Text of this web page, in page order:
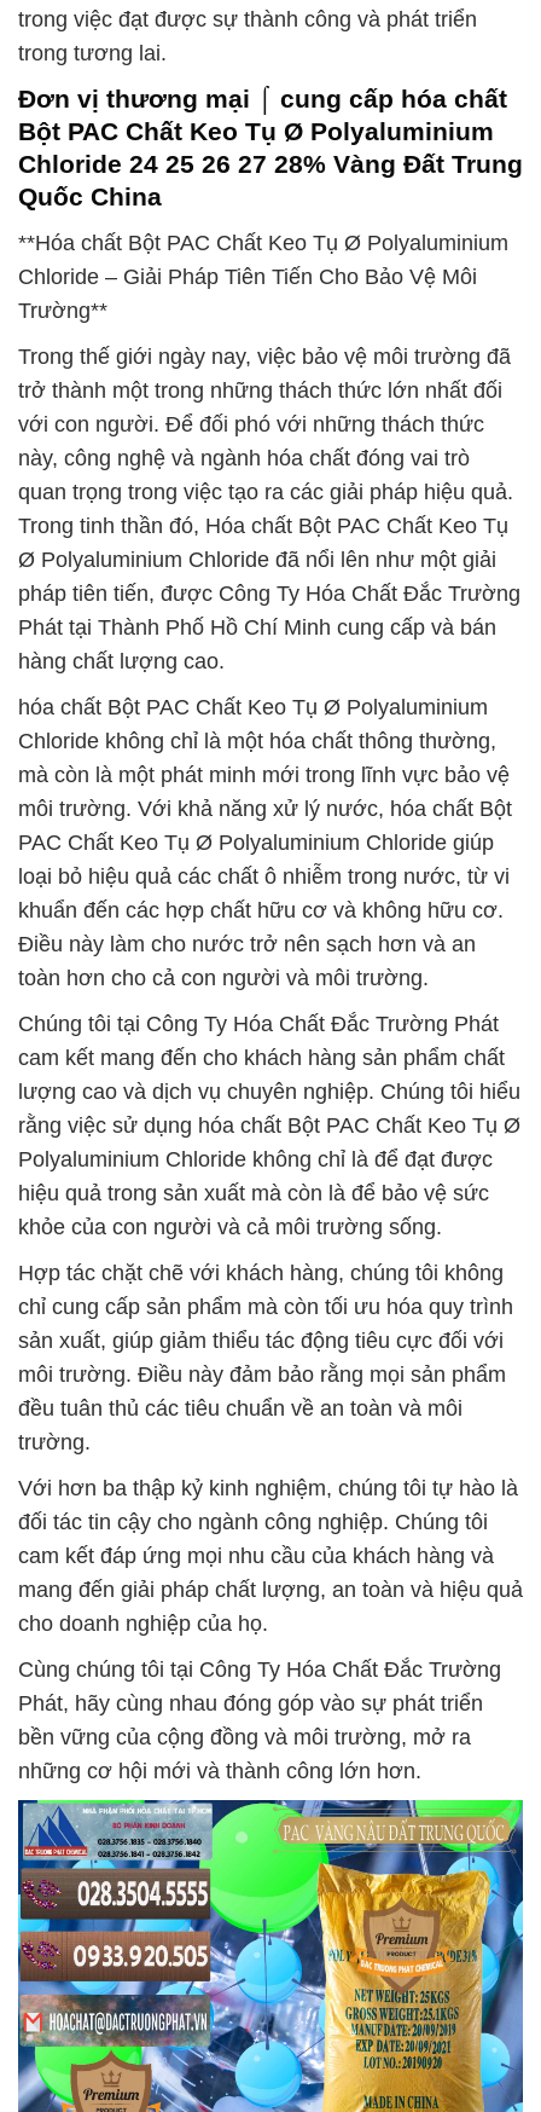
trong việc đạt được sự thành công và phát triển
trong tương lai.
Đơn vị thương mại ⌠ cung cấp hóa chất
Bột PAC Chất Keo Tụ Ø Polyaluminium
Chloride 24 25 26 27 28% Vàng Đất Trung
Quốc China
**Hóa chất Bột PAC Chất Keo Tụ Ø Polyaluminium
Chloride – Giải Pháp Tiên Tiến Cho Bảo Vệ Môi
Trường**
Trong thế giới ngày nay, việc bảo vệ môi trường đã
trở thành một trong những thách thức lớn nhất đối
với con người. Để đối phó với những thách thức
này, công nghệ và ngành hóa chất đóng vai trò
quan trọng trong việc tạo ra các giải pháp hiệu quả.
Trong tinh thần đó, Hóa chất Bột PAC Chất Keo Tụ
Ø Polyaluminium Chloride đã nổi lên như một giải
pháp tiên tiến, được Công Ty Hóa Chất Đắc Trường
Phát tại Thành Phố Hồ Chí Minh cung cấp và bán
hàng chất lượng cao.
hóa chất Bột PAC Chất Keo Tụ Ø Polyaluminium
Chloride không chỉ là một hóa chất thông thường,
mà còn là một phát minh mới trong lĩnh vực bảo vệ
môi trường. Với khả năng xử lý nước, hóa chất Bột
PAC Chất Keo Tụ Ø Polyaluminium Chloride giúp
loại bỏ hiệu quả các chất ô nhiễm trong nước, từ vi
khuẩn đến các hợp chất hữu cơ và không hữu cơ.
Điều này làm cho nước trở nên sạch hơn và an
toàn hơn cho cả con người và môi trường.
Chúng tôi tại Công Ty Hóa Chất Đắc Trường Phát
cam kết mang đến cho khách hàng sản phẩm chất
lượng cao và dịch vụ chuyên nghiệp. Chúng tôi hiểu
rằng việc sử dụng hóa chất Bột PAC Chất Keo Tụ Ø
Polyaluminium Chloride không chỉ là để đạt được
hiệu quả trong sản xuất mà còn là để bảo vệ sức
khỏe của con người và cả môi trường sống.
Hợp tác chặt chẽ với khách hàng, chúng tôi không
chỉ cung cấp sản phẩm mà còn tối ưu hóa quy trình
sản xuất, giúp giảm thiểu tác động tiêu cực đối với
môi trường. Điều này đảm bảo rằng mọi sản phẩm
đều tuân thủ các tiêu chuẩn về an toàn và môi
trường.
Với hơn ba thập kỷ kinh nghiệm, chúng tôi tự hào là
đối tác tin cậy cho ngành công nghiệp. Chúng tôi
cam kết đáp ứng mọi nhu cầu của khách hàng và
mang đến giải pháp chất lượng, an toàn và hiệu quả
cho doanh nghiệp của họ.
Cùng chúng tôi tại Công Ty Hóa Chất Đắc Trường
Phát, hãy cùng nhau đóng góp vào sự phát triển
bền vững của cộng đồng và môi trường, mở ra
những cơ hội mới và thành công lớn hơn.